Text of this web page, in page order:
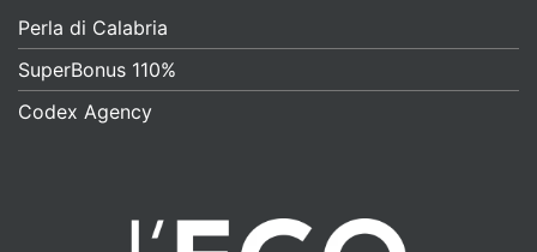
Perla di Calabria
SuperBonus 110%
Codex Agency